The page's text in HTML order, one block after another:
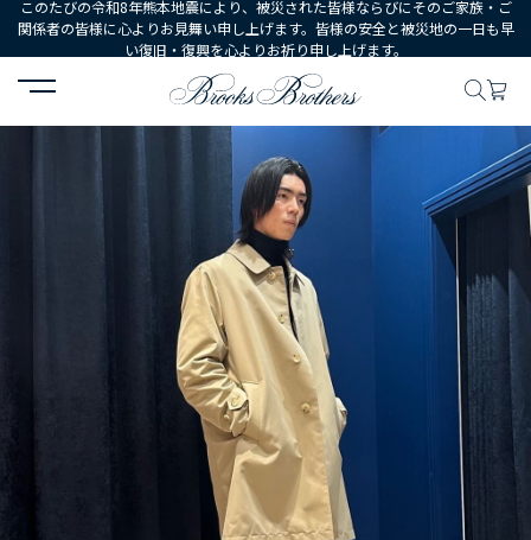
このたびの令和8年熊本地震により、被災された皆様ならびにそのご家族・ご
関係者の皆様に心よりお見舞い申し上げます。皆様の安全と被災地の一日も早
い復旧・復興を心よりお祈り申し上げます。
HOME コーディネート コーディネート詳細